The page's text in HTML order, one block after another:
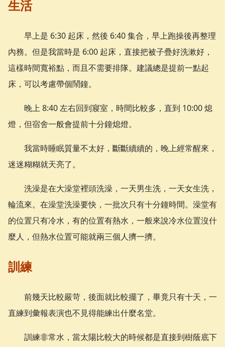
生活
早上是 6:30 起床，然後 6:40 集合，早上跑操後再整理
內務。但是我當時是 6:00 起床，直接把被子疊好洗漱好，
這樣時間寬裕點，而且不需要排隊。建議總是提前一點起
床，可以考慮帶個鬧鐘。
晚上 8:40 左右回到寢室，時間比較多，直到 10:00 熄
燈，但宿舍一般會提前十分鐘熄燈。
我當時睡眠質量不太好，斷斷續續的，晚上經常醒來，
迷迷糊糊就天亮了。
洗澡是在大澡堂裡頭洗澡，一天男生洗，一天女生洗，
輪流來。在澡堂洗澡要快，一批次只有十分鐘時間。澡堂有
的位置只有冷水，有的位置有熱水，一般來說冷水位置沒什
麼人，但熱水位置可能就兩三個人擠一擠。
訓練
前幾天比較嚴苛，後面就比較擺了，畢竟只有十天，一
直練到彙報表演也不見得能練出什麼名堂。
訓練非常水，當太陽比較大的時候都是直接到樹蔭底下